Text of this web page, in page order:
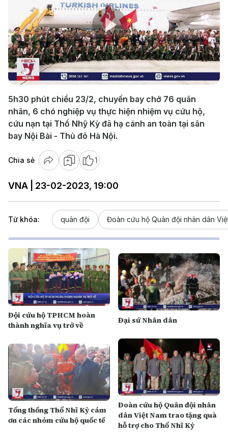
Play
Video
5h30 phút chiều 23/2, chuyến bay chở 76 quân
nhân, 6 chó nghiệp vụ thực hiện nhiệm vụ cứu hộ,
cứu nạn tại Thổ Nhỹ Kỳ đã hạ cánh an toàn tại sân
bay Nội Bài - Thủ đô Hà Nội.
Chia sẻ 1
VNA | 23-02-2023, 19:00
Từ khóa: quân đội Đoàn cứu hộ Quân đội nhân dân
Đội cứu hộ TPHCM hoàn
thành nghĩa vụ trở về
Đại sứ Nhân dân
Tổng thống Thổ Nhĩ Kỳ cám
ơn các nhóm cứu hộ quốc tế
Đoàn cứu hộ Quân đội nhân
dân Việt Nam trao tặng quà
hỗ trợ cho Thổ Nhĩ Kỳ